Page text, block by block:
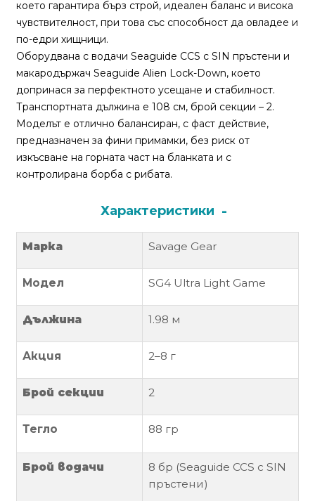
За
нас
Контакти
Поръчка
и
доставка
Връщане
и
рекламация
за
ползване
Политика
Политика
за
използване
на
(Cookie)
Copyright
което гарантира бърз строй, идеален баланс и висока
чувствителност, при това със способност да овладее и
по-едри хищници.
Оборудвана с водачи Seaguide CCS с SIN пръстени и
макародържач Seaguide Alien Lock-Down, което
допринася за перфектното усещане и стабилност.
Транспортната дължина е 108 см, брой секции – 2.
Моделът е отлично балансиран, с фаст действие,
предназначен за фини примамки, без риск от
изкъсване на горната част на бланката и с
контролирана борба с рибата.
Характеристики
Марка Savage Gear
Модел SG4 Ultra Light Game
Дължина 1.98 м
Акция 2–8 г
Брой секции 2
Тегло 88 гр
Брой водачи
8 бр (Seaguide CCS с SIN
пръстени)